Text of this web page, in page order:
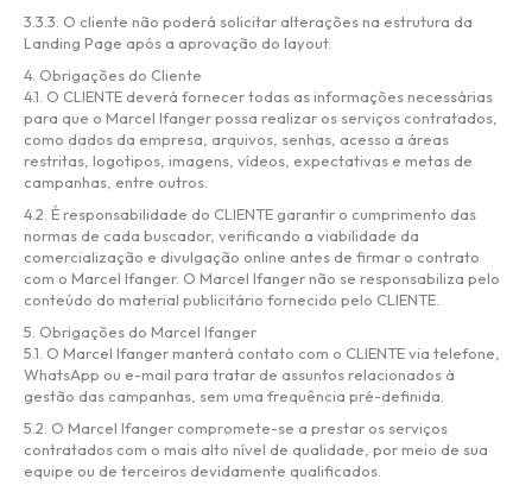
3.3.3. O cliente não poderá solicitar alterações na estrutura da
Landing Page após a aprovação do layout.
4. Obrigações do Cliente
4.1. O CLIENTE deverá fornecer todas as informações necessárias
para que o Marcel Ifanger possa realizar os serviços contratados,
como dados da empresa, arquivos, senhas, acesso a áreas
restritas, logotipos, imagens, vídeos, expectativas e metas de
campanhas, entre outros.
4.2. É responsabilidade do CLIENTE garantir o cumprimento das
normas de cada buscador, verificando a viabilidade da
comercialização e divulgação online antes de firmar o contrato
com o Marcel Ifanger. O Marcel Ifanger não se responsabiliza pelo
conteúdo do material publicitário fornecido pelo CLIENTE.
5. Obrigações do Marcel Ifanger
5.1. O Marcel Ifanger manterá contato com o CLIENTE via telefone,
WhatsApp ou e-mail para tratar de assuntos relacionados à
gestão das campanhas, sem uma frequência pré-definida.
5.2. O Marcel Ifanger compromete-se a prestar os serviços
contratados com o mais alto nível de qualidade, por meio de sua
equipe ou de terceiros devidamente qualificados.